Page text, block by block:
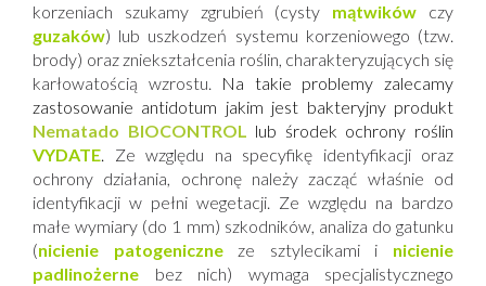
korzeniach szukamy zgrubień (cysty mątwików
czy
guzaków) lub uszkodzeń systemu korzeniowego (tzw.
brody) oraz zniekształcenia roślin, charakteryzujących się
karłowatością wzrostu. Na takie problemy zalecamy
zastosowanie antidotum jakim jest bakteryjny produkt
Nematado BIOCONTROL lub środek ochrony roślin
VYDATE. Ze względu na specyfikę identyfikacji oraz
ochrony działania, ochronę należy zacząć właśnie od
identyfikacji w pełni wegetacji. Ze względu na bardzo
małe wymiary (do 1 mm) szkodników, analiza do gatunku
(nicienie patogeniczneze sztylecikami i nicienie
padlinożerne bez nich) wymaga specjalistycznego